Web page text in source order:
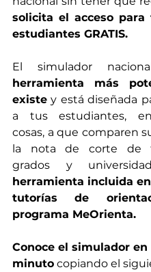
solicita el acceso para
estudiantes GRATIS.
El simulador
herramienta más
existe y está diseñada
a tus estudiantes,
cosas, a que comparen
la nota de corte de
grados y
herramienta incluida en
tutorías de
programa MeOrienta.
Conoce el simulador en
minuto copiando el